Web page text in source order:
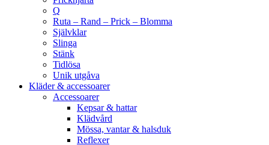
Q
Ruta – Rand – Prick – Blomma
Självklar
Slinga
Stänk
Tidlösa
Unik utgåva
Kläder & accessoarer
Accessoarer
Kepsar & hattar
Klädvård
Mössa, vantar & halsduk
Reflexer